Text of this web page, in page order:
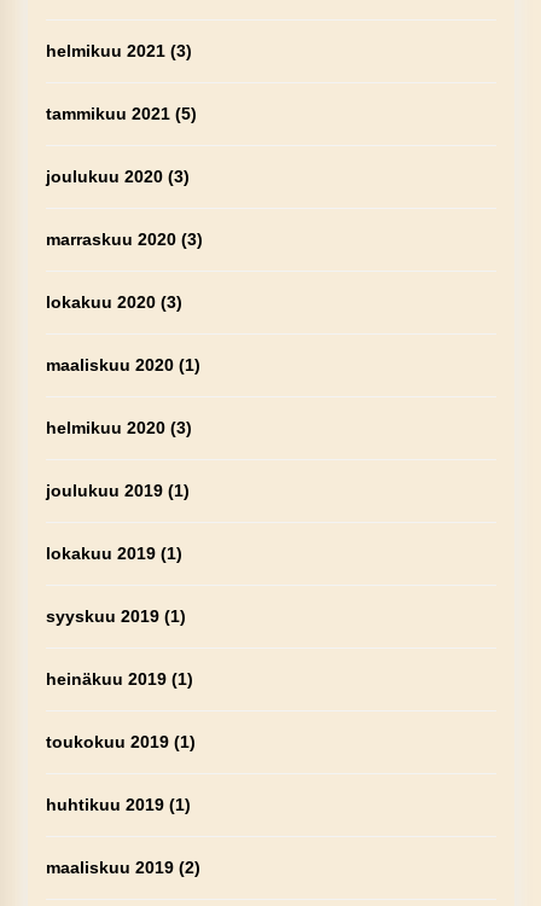
helmikuu 2021(3)
tammikuu 2021(5)
joulukuu 2020(3)
marraskuu 2020(3)
lokakuu 2020(3)
maaliskuu 2020(1)
helmikuu 2020(3)
joulukuu 2019(1)
lokakuu 2019(1)
syyskuu 2019(1)
heinäkuu 2019(1)
toukokuu 2019(1)
huhtikuu 2019(1)
maaliskuu 2019(2)